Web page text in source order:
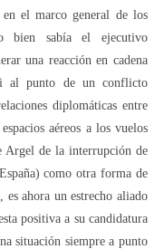
el marco general de los
bien sabía el ejecutivo
una reacción en cadena
al punto de un conflicto
diplomáticas entre
aéreos a los vuelos
Argel de la interrupción de
como otra forma de
ahora un estrecho aliado
positiva a su candidatura
situación siempre a punto